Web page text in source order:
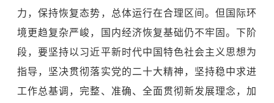
力，保持恢复态势，总体运行在合理区间。但国际环
境更趋复杂严峻，国内经济恢复基础仍不牢固。下阶
段，要坚持以习近平新时代中国特色社会主义思想为
指导，坚决贯彻落实党的二十大精神，坚持稳中求进
工作总基调，完整、准确、全面贯彻新发展理念，加